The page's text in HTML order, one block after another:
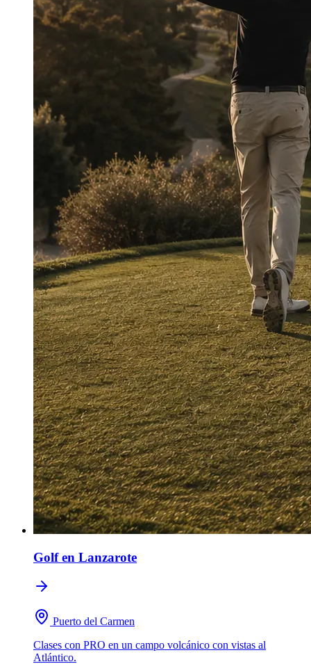
Golf en Lanzarote
Puerto del Carmen
Clases con PRO en un campo volcánico con vistas al
Atlántico.